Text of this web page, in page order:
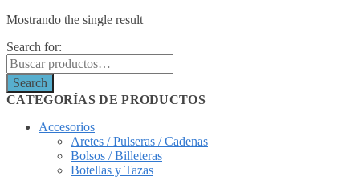
Mostrando the single result
Search for:
Search
CATEGORÍAS DE PRODUCTOS
Accesorios
Aretes / Pulseras / Cadenas
Bolsos / Billeteras
Botellas y Tazas